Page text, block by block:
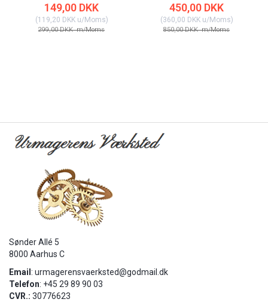
149,00 DKK
(119,20 DKKu/Moms)
299,00 DKKm/Moms
450,00 DKK
(360,00 DKKu/Moms)
850,00 DKKm/Moms
Sønder Allé 5
8000 Aarhus C
Email : urmagerensvaerksted@godmail.dk
Telefon: +45 29 89 90 03
CVR.: 30776623